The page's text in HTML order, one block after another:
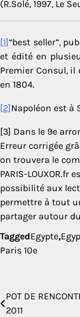
(R.Solé, 1997, Le
[1]“best seller”,
et édité en
Premier Consul, il
en 1804.
[2]Napoléon est à
[3] Dans le 9e
Erreur corrigée
on trouvera le
PARIS-
possibilité aux
permettre à tout
partager autour
TaggedEgypte,
Paris 10e
de
POT DE
2011